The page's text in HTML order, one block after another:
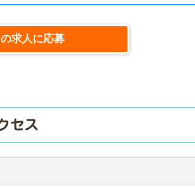
求人に応募
セス